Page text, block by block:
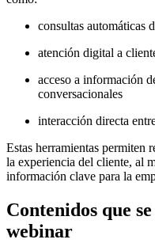
consultas automáticas
atención digital a
acceso a información
conversacionales
interacción directa
Estas herramientas permiten
la experiencia del cliente, al
información clave para la
Contenidos que
webinar